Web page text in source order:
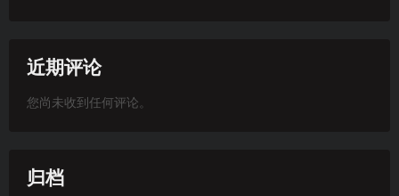
近期评论
您尚未收到任何评论。
归档